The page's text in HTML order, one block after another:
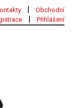
|
Obchodní
| Přihlášení